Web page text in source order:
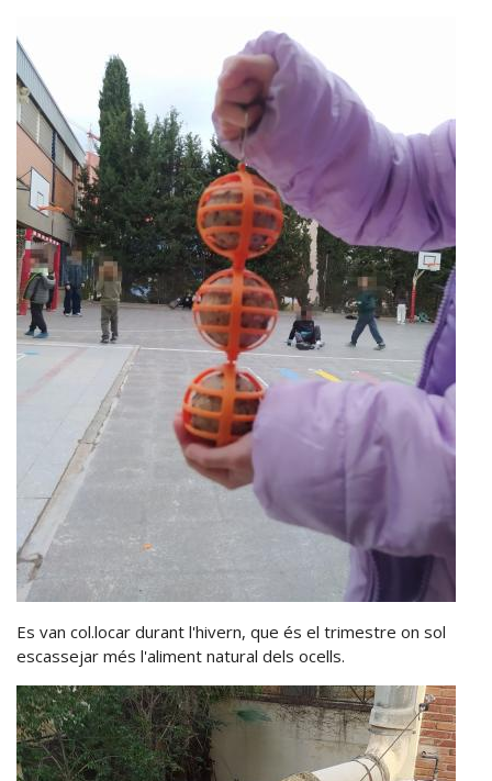
Es van col.locar durant l'hivern, que és el trimestre on sol
escassejar més l'aliment natural dels ocells.